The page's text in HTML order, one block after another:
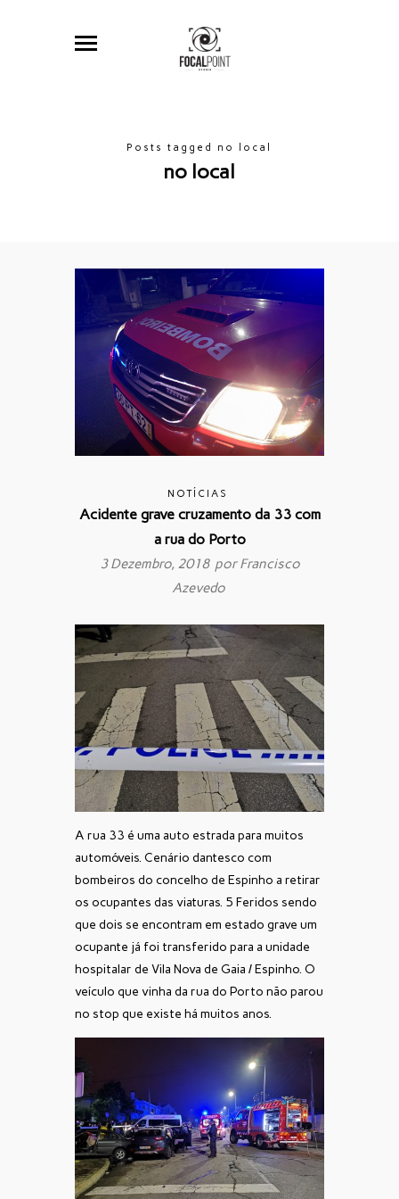
Posts tagged no local
no local
NOTÍCIAS
Acidente grave cruzamento da 33 com
a rua do Porto
3 Dezembro, 2018 porFrancisco
Azevedo
A rua 33 é uma auto estrada para muitos
automóveis. Cenário dantesco com
bombeiros do concelho de Espinho a retirar
os ocupantes das viaturas. 5 Feridos sendo
que dois se encontram em estado grave um
ocupante já foi transferido para a unidade
hospitalar de Vila Nova de Gaia / Espinho. O
veículo que vinha da rua do Porto não parou
no stop que existe há muitos anos.